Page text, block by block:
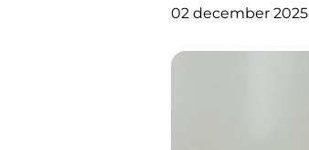
02 december 2025